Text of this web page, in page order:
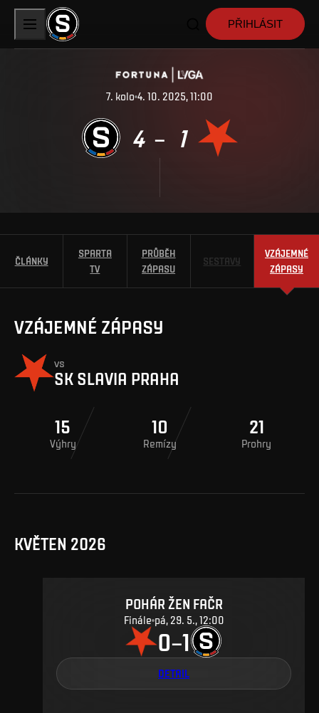
PŘIHLÁSIT
7. kolo 4. 10. 2025, 11:00
4 – 1
ČLÁNKY
SPARTA
TV
PRŮBĚH
ZÁPASU
SESTAVY
VZÁJEMNÉ
ZÁPASY
VZÁJEMNÉ ZÁPASY
vs
SK SLAVIA PRAHA
15
Výhry
10
Remízy
21
Prohry
KVĚTEN 2026
POHÁR ŽEN FAČR
Finále pá, 29. 5., 12:00
0–1
DETAIL